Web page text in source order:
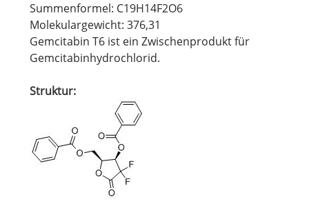
Summenformel: C19H14F2O6
Molekulargewicht: 376,31
Gemcitabin T6 ist ein Zwischenprodukt für
Gemcitabinhydrochlorid.
Struktur: